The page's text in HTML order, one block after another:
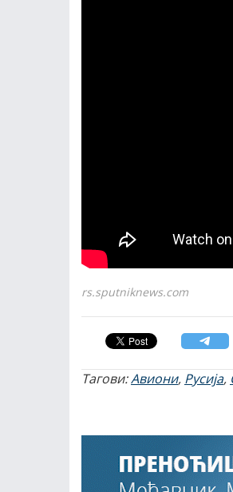
rs.sputniknews.com
Тагови:Авиони, Русија,